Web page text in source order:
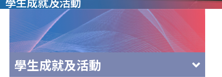
學生成就及活動